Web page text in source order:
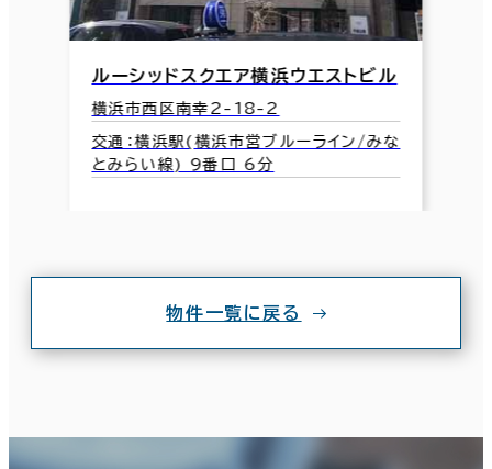
ルーシッドスクエア横浜ウエストビル
横浜市西区南幸2-18-2
交通：横浜駅(横浜市営ブルーライン/みな
とみらい線) 9番口 6分
物件一覧に戻る